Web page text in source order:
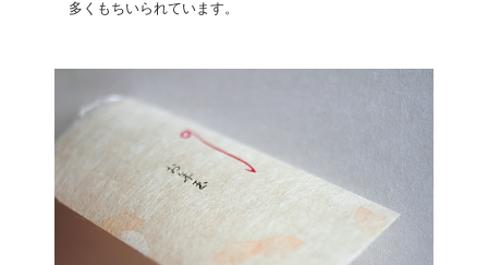
多くもちいられています。